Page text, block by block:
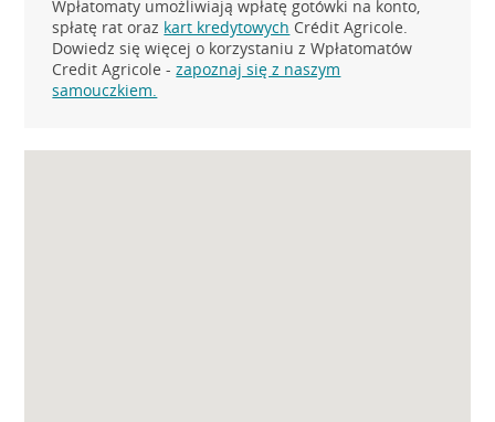
Wpłatomaty umożliwiają wpłatę gotówki na konto,
spłatę rat oraz kart kredytowych Crédit Agricole.
Dowiedz się więcej o korzystaniu z Wpłatomatów
Credit Agricole -zapoznaj się z naszym
samouczkiem.